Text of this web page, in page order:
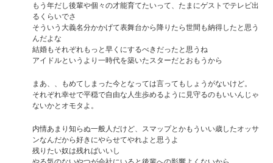
もう年だし後輩や個々の才能育てたいって、たまにゲストでテレビ出
るくらいでさ
そういう大義名分かかげて表舞台から降りたら世間も納得したと思う
んだよな
結婚もそれぞれもっと早くにするべきだったと思うね
アイドルというより一時代を築いたスターだとおもうから
まあ、、もめてしまった今となっては言ってもしょうがないけど。
それぞれ幸せで平穏で自由な人生歩めるように見守るのもいいんじゃ
ないかとオモタよ。
内情あまり知らぬ一般人だけど、スマップとかもういい歳したオッサ
ンなんだから好きにやらせてやれよと思うよ
残りたい奴は残ればいいし